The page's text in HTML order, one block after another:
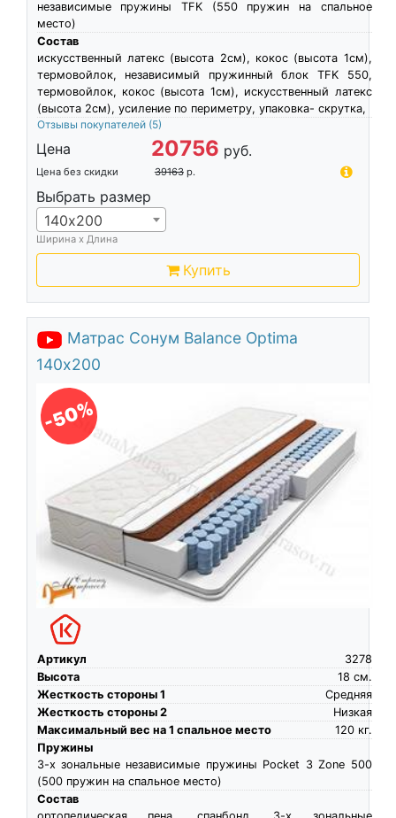
независимые пружины TFK (550 пружин на спальное
место)
Состав
искусственный латекс (высота 2см), кокос (высота 1см),
термовойлок, независимый пружинный блок TFK 550,
термовойлок, кокос (высота 1см), искусственный латекс
(высота 2см), усиление по периметру, упаковка- скрутка,
Отзывы покупателей (5)
Цена 20756 руб.
Цена без скидки 39163 р.
Выбрать размер
140х200
Ширина х Длина
Купить
Матрас Сонум Balance Optima
140х200
-50%
Артикул
3278
Высота
см.
18
Жесткость стороны 1
Средняя
Жесткость стороны 2
Низкая
Максимальный вес на 1 спальное место
кг.
120
Пружины
3-х зональные независимые пружины Pocket 3 Zone 500
(500 пружин на спальное место)
Состав